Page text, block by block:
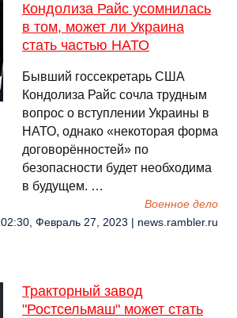
Кондолиза Райс усомнилась
в том, может ли Украина
стать частью НАТО
Бывший госсекретарь США
Кондолиза Райс сочла трудным
вопрос о вступлении Украины в
НАТО, однако «некоторая форма
договорённостей» по
безопасности будет необходима
в будущем. …
Военное дело
02:30, Февраль 27, 2023 | news.rambler.ru
Тракторный завод
"Ростсельмаш" может стать